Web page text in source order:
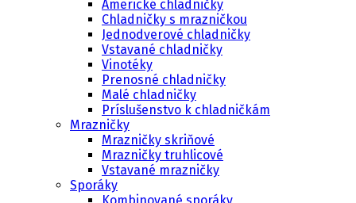
Americké chladničky
Chladničky s mrazničkou
Jednodverové chladničky
Vstavané chladničky
Vinotéky
Prenosné chladničky
Malé chladničky
Príslušenstvo k chladničkám
Mrazničky
Mrazničky skriňové
Mrazničky truhlicové
Vstavané mrazničky
Sporáky